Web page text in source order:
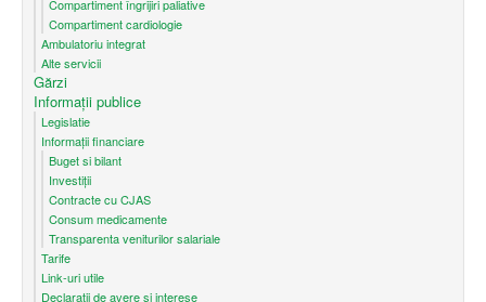
Compartiment îngrijiri paliative
Compartiment cardiologie
Ambulatoriu integrat
Alte servicii
Gărzi
Informații publice
Legislatie
Informații financiare
Buget si bilant
Investiții
Contracte cu CJAS
Consum medicamente
Transparenta veniturilor salariale
Tarife
Link-uri utile
Declarații de avere și interese